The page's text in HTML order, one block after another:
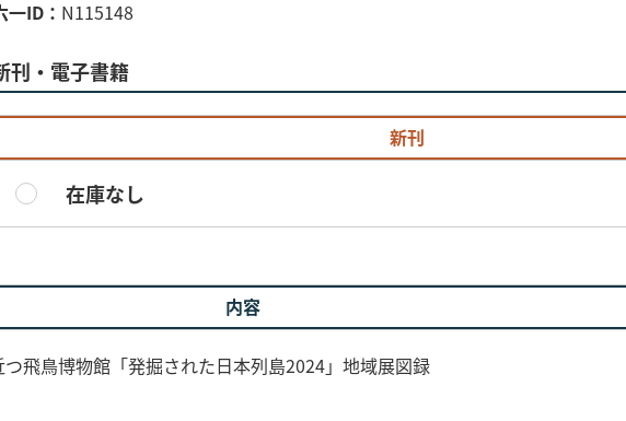
一ID
N115148
刊・電子書籍
新刊
在庫なし
内容
飛鳥博物館「発掘された日本列島2024」地域展図録